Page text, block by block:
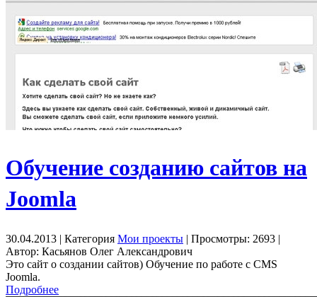
Обучение созданию сайтов на
Joomla
30.04.2013 | Категория Мои проекты | Просмотры: 2693 |
Автор: Касьянов Олег Александрович
Это сайт о создании сайтов) Обучение по работе с CMS
Joomla.
Подробнее